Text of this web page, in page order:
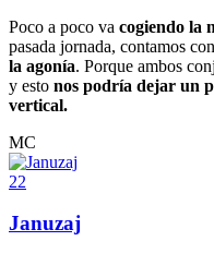
Poco a poco va cogiendo la
pasada jornada, contamos
la agonía. Porque ambos
y esto nos podría dejar un
vertical.
MC
22
Januzaj